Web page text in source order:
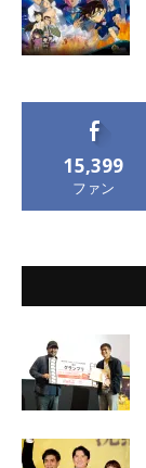
15,399
ファン